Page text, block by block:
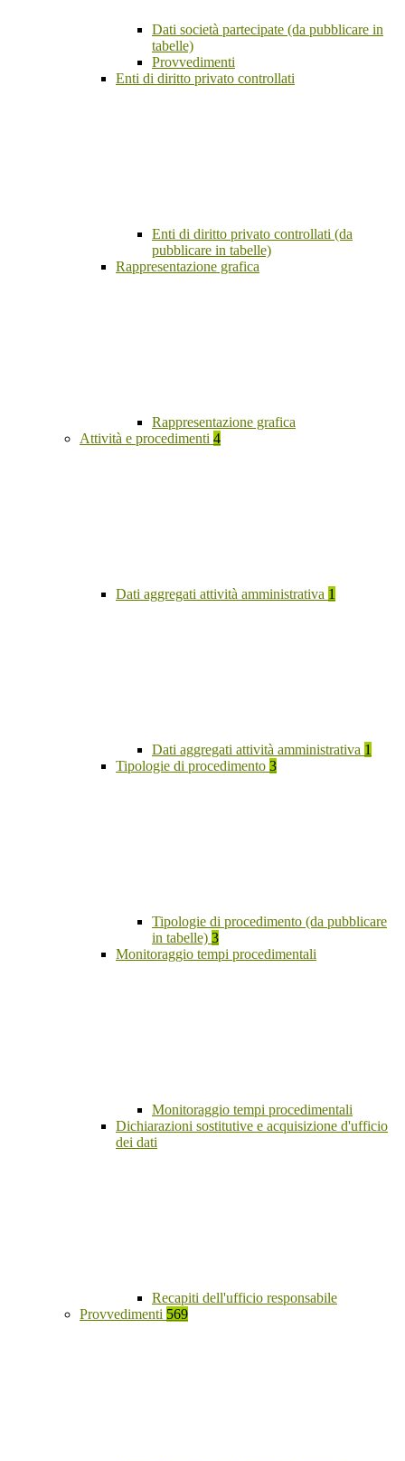
Dati società partecipate (da pubblicare in
tabelle)
Provvedimenti
Enti di diritto privato controllati
Enti di diritto privato controllati (da
pubblicare in tabelle)
Rappresentazione grafica
Rappresentazione grafica
Attività e procedimenti 4
Dati aggregati attività amministrativa 1
Dati aggregati attività amministrativa 1
Tipologie di procedimento 3
Tipologie di procedimento (da pubblicare
in tabelle) 3
Monitoraggio tempi procedimentali
Monitoraggio tempi procedimentali
Dichiarazioni sostitutive e acquisizione d'ufficio
dei dati
Recapiti dell'ufficio responsabile
Provvedimenti 569